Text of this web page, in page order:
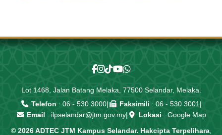
Lot 1468, Jalan Batang Melaka, 77500 Selandar, Melaka.
Telefon : 06 - 530 3000| Faksimili : 06 - 530 3001 |
Email : ilpselandar@jtm.gov.my| Lokasi : Google Map
© 2026 ADTEC JTM Kampus Selandar. Hakcipta Terpelihara,